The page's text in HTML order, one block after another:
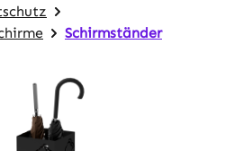
Schirmständer